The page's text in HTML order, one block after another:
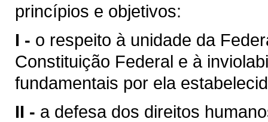
princípios e objetivos:
I - o respeito à unidade da
Constituição Federal e à
fundamentais por ela
II - a defesa dos direitos